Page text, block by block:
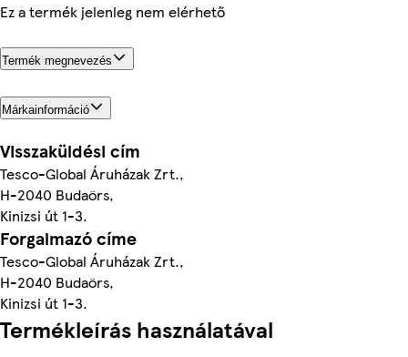
Ez a termék jelenleg nem elérhető
Termék megnevezés
Márkainformáció
Visszaküldési cím
Tesco-Global Áruházak Zrt.,
H-2040 Budaörs,
Kinizsi út 1-3.
Forgalmazó címe
Tesco-Global Áruházak Zrt.,
H-2040 Budaörs,
Kinizsi út 1-3.
Termékleírás használatával